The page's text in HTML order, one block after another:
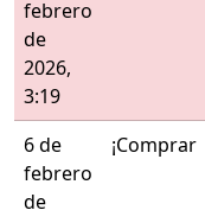
febrero
de
2026,
3:19
6 de
febrero
de
¡Comprar